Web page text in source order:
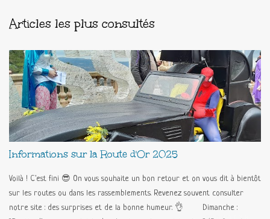
Articles les plus consultés
Informations sur la Route d'Or 2025
Voilà ! C'est fini 😎 On vous souhaite un bon retour et on vous dit à bientôt
sur les routes ou dans les rassemblements. Revenez souvent consulter
notre site : des surprises et de la bonne humeur. 👌 Dimanche :